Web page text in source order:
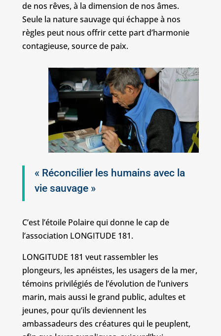
de nos rêves, à la dimension de nos âmes.
Seule la nature sauvage qui échappe à nos
règles peut nous offrir cette part d’harmonie
contagieuse, source de paix.
« Réconcilier les humains avec la
vie sauvage »
C’est l’étoile Polaire qui donne le cap de
l’association LONGITUDE 181.
LONGITUDE 181 veut rassembler les
plongeurs, les apnéistes, les usagers de la mer,
témoins privilégiés de l’évolution de l’univers
marin, mais aussi le grand public, adultes et
jeunes, pour qu’ils deviennent les
ambassadeurs des créatures qui le peuplent,